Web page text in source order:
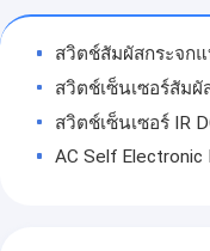
ใต้ไดร์เวอร์ LED ขอ
ไดร์เวอร์ LED IP44
สวิตช์สัมผัสกระจกแบบ
สวิตช์เซ็นเซอร์สัมผัสแบบบาง
สวิตช์เซ็นเซอร์ IR
AC Self Electronic Ir